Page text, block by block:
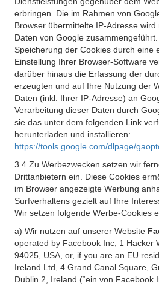
erbringen. Die im Rahmen von
Browser übermittelte IP-Adresse
Daten von Google
Speicherung der Cookies durch eine
Einstellung Ihrer Browser-Software
darüber hinaus die Erfassung der
erzeugten und auf Ihre Nutzung der
Daten (inkl. Ihrer IP-Adresse) an
Verarbeitung dieser Daten durch
sie das unter dem folgenden Link
herunterladen und installieren:
https://tools.google.com/dlpage/
3.4 Zu Werbezwecken setzen wir
Drittanbietern ein. Diese Cookies
im Browser angezeigte Werbung
Surfverhaltens gezielt auf Ihre
Wir setzen folgende Werbe-Cookies
a) Wir nutzen auf unserer Website
operated by Facebook Inc, 1 Hacker
94025, USA, or, if you are an EU
Ireland Ltd, 4 Grand Canal Square,
Dublin 2, Ireland (“ein von Facebook